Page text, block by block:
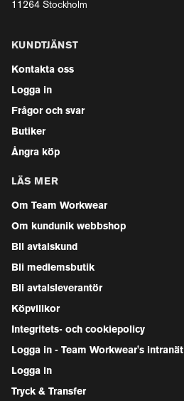
11264 Stockholm
KUNDTJÄNST
Kontakta oss
Logga in
Frågor och svar
Butiker
Ångra köp
LÄS MER
Om Team Workwear
Om kundunik webbshop
Bli avtalskund
Bli medlemsbutik
Bli avtalsleverantör
Köpvillkor
Integritets- och cookiepolicy
Logga in - Team Workwear's intranät
Logga in
Tryck & Transfer